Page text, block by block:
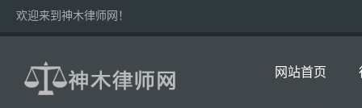
欢迎来到神木律师网！
网站首页